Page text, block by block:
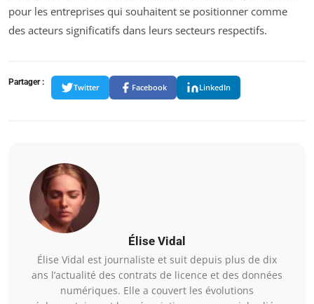
pour les entreprises qui souhaitent se positionner comme
des acteurs significatifs dans leurs secteurs respectifs.
Partager :
Twitter Facebook LinkedIn
Élise Vidal
Élise Vidal est journaliste et suit depuis plus de dix
ans l’actualité des contrats de licence et des données
numériques. Elle a couvert les évolutions